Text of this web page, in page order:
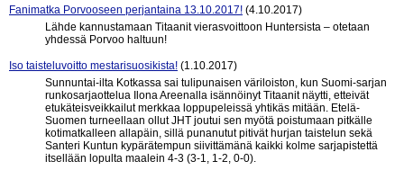
Fanimatka Porvooseen perjantaina 13.10.2017! (4.10.2017)
Lähde kannustamaan Titaanit vierasvoittoon Huntersista – otetaan
yhdessä Porvoo haltuun!
Iso taisteluvoitto mestarisuosikista! (1.10.2017)
Sunnuntai-ilta Kotkassa sai tulipunaisen väriloiston, kun Suomi-sarjan
runkosarjaottelua Ilona Areenalla isännöinyt Titaanit näytti, etteivät
etukäteisveikkailut merkkaa loppupeleissä yhtikäs mitään. Etelä-
Suomen turneellaan ollut JHT joutui sen myötä poistumaan pitkälle
kotimatkalleen allapäin, sillä punanutut pitivät hurjan taistelun sekä
Santeri Kuntun kypärätempun siivittämänä kaikki kolme sarjapistettä
itsellään lopulta maalein 4-3 (3-1, 1-2, 0-0).